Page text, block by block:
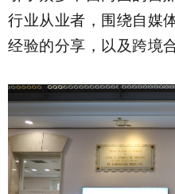
行业从业者，围绕自媒
经验的分享，以及跨境